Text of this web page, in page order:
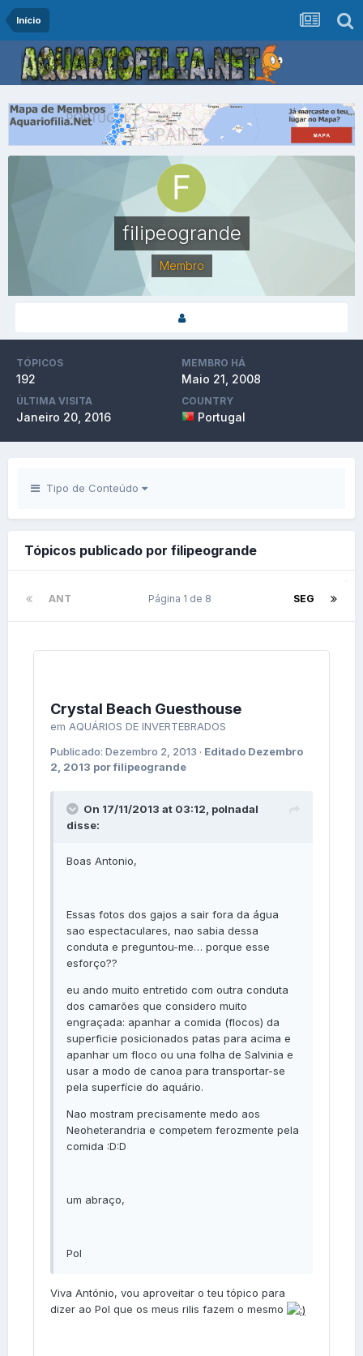
Início
filipeogrande
Membro
TÓPICOS
192
MEMBRO HÁ
Maio 21, 2008
ÚLTIMA VISITA
Janeiro 20, 2016
COUNTRY
Portugal
Tipo de Conteúdo
Tópicos publicado por filipeogrande
ANT SEG
Página 1 de 8
Crystal Beach Guesthouse
em AQUÁRIOS DE INVERTEBRADOS
Publicado: Dezembro 2, 2013 · Editado Dezembro
2, 2013 por filipeogrande
On 17/11/2013 at 03:12, polnadal
disse:
Boas Antonio,
Essas fotos dos gajos a sair fora da água
sao espectaculares, nao sabia dessa
conduta e preguntou-me… porque esse
esforço??
eu ando muito entretido com outra conduta
dos camarões que considero muito
engraçada: apanhar a comida (flocos) da
superficie posicionados patas para acima e
apanhar um floco ou una folha de Salvinia e
usar a modo de canoa para transportar-se
pela superfície do aquário.
Nao mostram precisamente medo aos
Neoheterandria e competem ferozmente pela
comida :D:D
um abraço,
Pol
Viva António, vou aproveitar o teu tópico para
dizer ao Pol que os meus rilis fazem o mesmo